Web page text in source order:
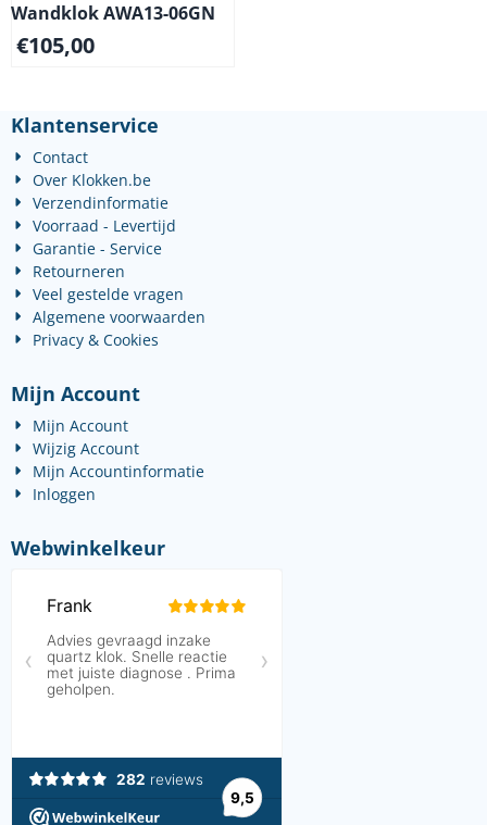
Wandklok AWA13-06GN
€105,00
Klantenservice
Contact
Over Klokken.be
Verzendinformatie
Voorraad - Levertijd
Garantie - Service
Retourneren
Veel gestelde vragen
Algemene voorwaarden
Privacy & Cookies
Mijn Account
Mijn Account
Wijzig Account
Mijn Accountinformatie
Inloggen
Webwinkelkeur